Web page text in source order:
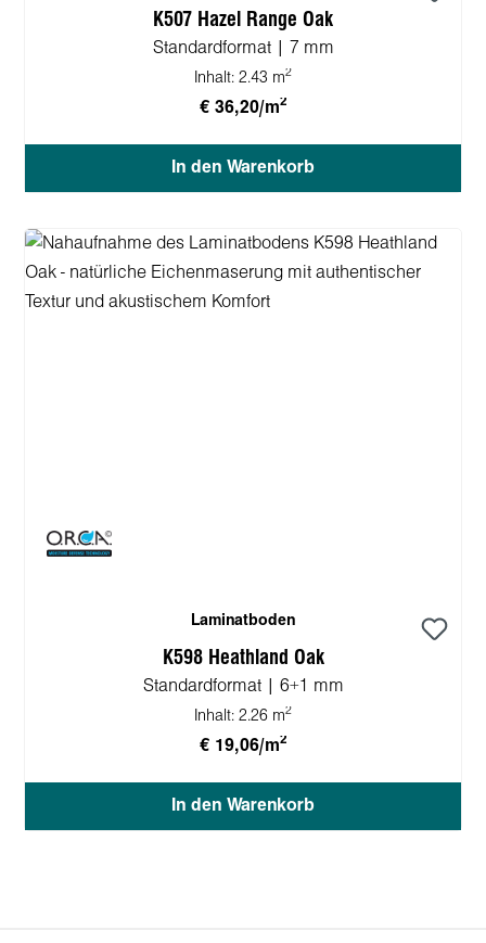
K507 Hazel Range Oak
Standardformat | 7 mm
Inhalt: 2.43 m2
€ 36,20/m2
In den Warenkorb
Laminatboden
K598 Heathland Oak
Standardformat | 6+1 mm
Inhalt: 2.26 m2
€ 19,06/m2
In den Warenkorb